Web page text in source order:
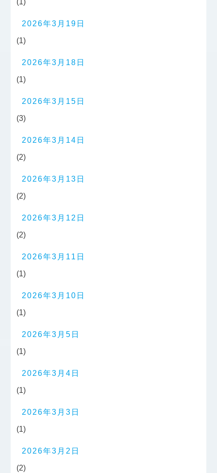
(1)
2026年3月19日
(1)
2026年3月18日
(1)
2026年3月15日
(3)
2026年3月14日
(2)
2026年3月13日
(2)
2026年3月12日
(2)
2026年3月11日
(1)
2026年3月10日
(1)
2026年3月5日
(1)
2026年3月4日
(1)
2026年3月3日
(1)
2026年3月2日
(2)